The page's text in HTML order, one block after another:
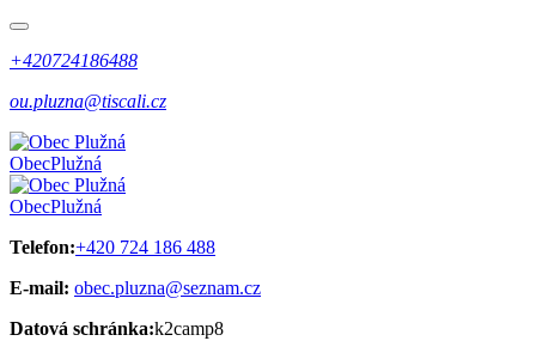
+420724186488
ou.pluzna@tiscali.cz
ObecPlužná
ObecPlužná
Telefon:+420 724 186 488
E-mail: obec.pluzna@seznam.cz
Datová schránka:k2camp8